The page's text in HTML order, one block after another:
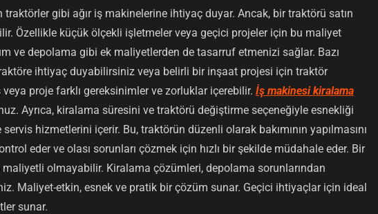
gibi ağır iş makinelerine ihtiyaç duyar. Ancak, bir traktörü satın
Özellikle küçük ölçekli işletmeler veya geçici projeler için bu maliyet
ve depolama gibi ek maliyetlerden de tasarruf etmenizi sağlar. Bazı
ihtiyaç duyabilirsiniz veya belirli bir inşaat projesi için traktör
proje farklı gereksinimler ve zorluklar içerebilir. İş makinesi kiralama
Ayrıca, kiralama süresini ve traktörü değiştirme seçeneğiyle esnekliği
hizmetlerini içerir. Bu, traktörün düzenli olarak bakımının yapılmasını
eder ve olası sorunları çözmek için hızlı bir şekilde müdahale eder. Bir
olmayabilir. Kiralama çözümleri, depolama sorunlarından
Maliyet-etkin, esnek ve pratik bir çözüm sunar. Geçici ihtiyaçlar için ideal
sunar.